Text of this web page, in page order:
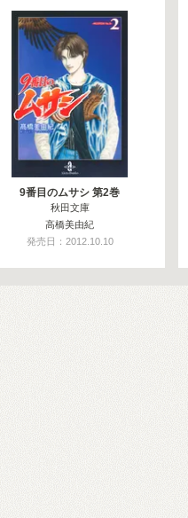
9番目のムサシ 第2巻
秋田文庫
高橋美由紀
発売日：2012.10.10